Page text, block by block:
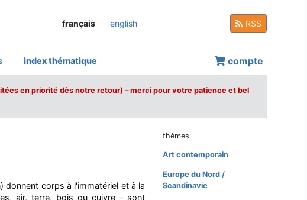
français english RSS
index thématique compte
en priorité dès notre retour) – merci pour votre patience et bel
donnent corps à l'immatériel et à la
air, terre, bois ou cuivre – sont
thèmes
Art contemporain
Europe du Nord /
Scandinavie